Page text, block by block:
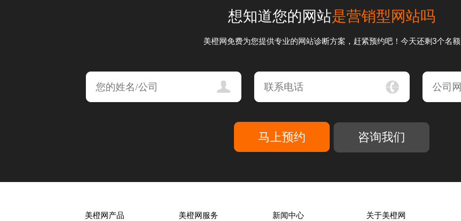
想知道您的网站是营销型网站吗
美橙网免费为您提供专业的网站诊断方案，赶紧预约吧！今天还剩3个名额
咨询我们
美橙网产品 美橙网服务 新闻中心 关于美橙网